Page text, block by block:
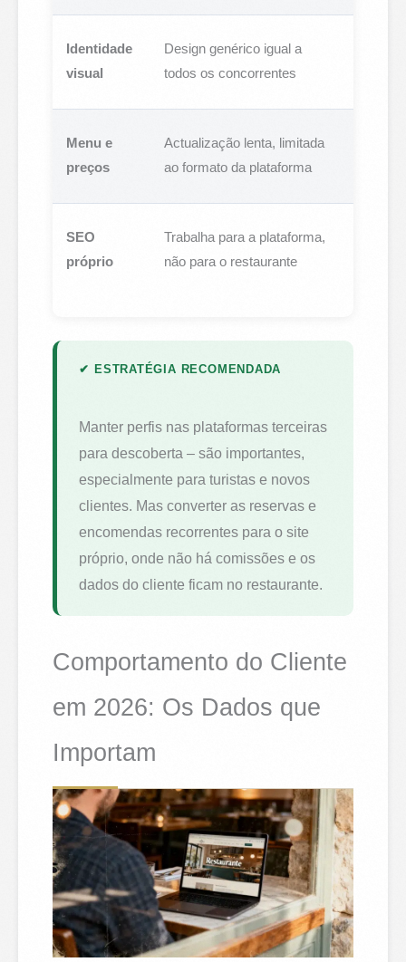
Identidade
visual
Design genérico igual a
todos os concorrentes
Menu e
preços
Actualização lenta, limitada
ao formato da plataforma
SEO
próprio
Trabalha para a plataforma,
não para o restaurante
✔ ESTRATÉGIA RECOMENDADA
Manter perfis nas plataformas terceiras
para descoberta – são importantes,
especialmente para turistas e novos
clientes. Mas converter as reservas e
encomendas recorrentes para o site
próprio, onde não há comissões e os
dados do cliente ficam no restaurante.
Comportamento do Cliente
em 2026: Os Dados que
Importam